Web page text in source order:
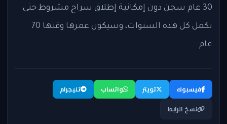
30 عام سجن دون إمكانية إطلاق سراح مشروط حتى
تكمل كل هذه السنوات، وسيكون عمرها وقتها 70
عام.
فيسبوك تويتر واتساب
تليجرام
نسخ الرابط